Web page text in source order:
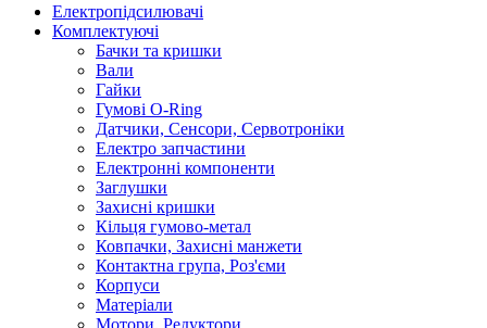
Електропідсилювачі
Комплектуючі
Бачки та кришки
Вали
Гайки
Гумові O-Ring
Датчики, Сенсори, Сервотроніки
Електро запчастини
Електронні компоненти
Заглушки
Захисні кришки
Кільця гумово-метал
Ковпачки, Захисні манжети
Контактна група, Роз'єми
Корпуси
Матеріали
Мотори, Редуктори